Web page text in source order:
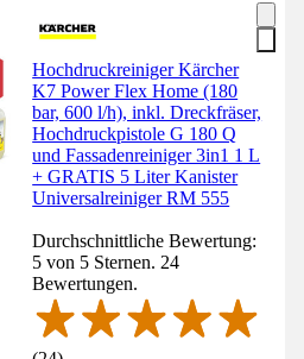
Hochdruckreiniger Kärcher
K7 Power Flex Home (180
bar, 600 l/h), inkl. Dreckfräser,
Hochdruckpistole G 180 Q
und Fassadenreiniger 3in1 1 L
+ GRATIS 5 Liter Kanister
Universalreiniger RM 555
Durchschnittliche Bewertung:
5 von 5 Sternen. 24
Bewertungen.